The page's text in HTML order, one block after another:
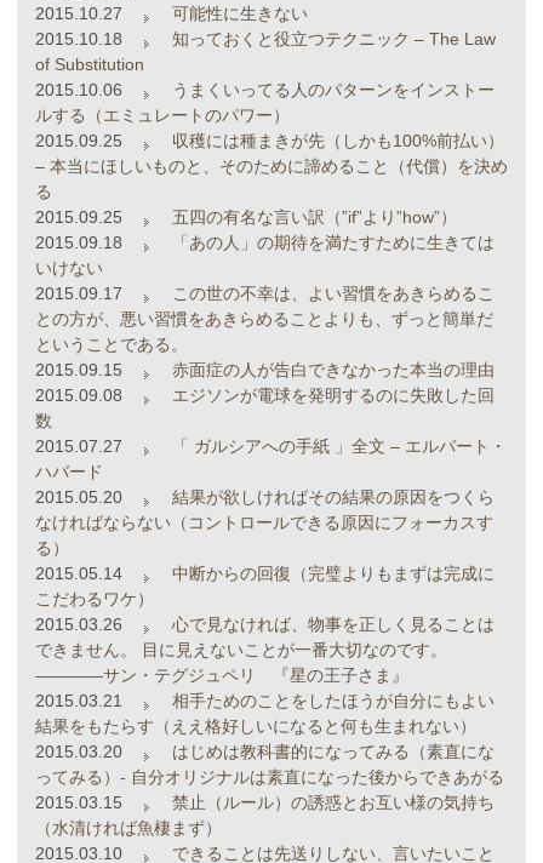
2015.10.27
可能性に生きない
2015.10.18
知っておくと役立つテクニック – The Law
of Substitution
2015.10.06
うまくいってる人のパターンをインストー
ルする（エミュレートのパワー）
2015.09.25
収穫には種まきが先（しかも100%前払い）
– 本当にほしいものと、そのために諦めること（代償）を決め
る
2015.09.25
五四の有名な言い訳（”if”より”how”）
2015.09.18
「あの人」の期待を満たすために生きては
いけない
2015.09.17
この世の不幸は、よい習慣をあきらめるこ
との方が、悪い習慣をあきらめることよりも、ずっと簡単だ
ということである。
2015.09.15
赤面症の人が告白できなかった本当の理由
2015.09.08
エジソンが電球を発明するのに失敗した回
数
2015.07.27
「 ガルシアへの手紙 」全文 – エルバート・
ハバード
2015.05.20
結果が欲しければその結果の原因をつくら
なければならない（コントロールできる原因にフォーカスす
る）
2015.05.14
中断からの回復（完璧よりもまずは完成に
こだわるワケ）
2015.03.26
心で見なければ、物事を正しく見ることは
できません。 目に見えないことが一番大切なのです。
――――サン・テグジュペリ 『星の王子さま』
2015.03.21
相手ためのことをしたほうが自分にもよい
結果をもたらす（ええ格好しいになると何も生まれない）
2015.03.20
はじめは教科書的になってみる（素直にな
ってみる）- 自分オリジナルは素直になった後からできあがる
2015.03.15
禁止（ルール）の誘惑とお互い様の気持ち
（水清ければ魚棲まず）
2015.03.10
できることは先送りしない、言いたいこと